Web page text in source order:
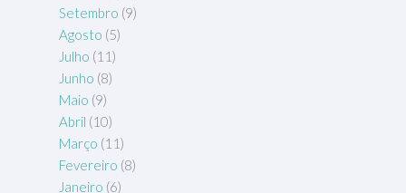
Setembro (9)
Agosto (5)
Julho (11)
Junho (8)
Maio (9)
Abril (10)
Março (11)
Fevereiro (8)
Janeiro (6)